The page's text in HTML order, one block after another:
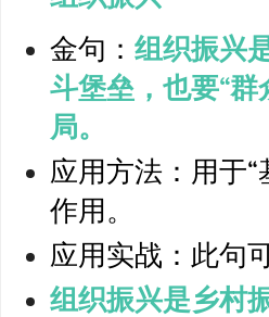
金句： 组织振兴
斗堡垒，也要“群
局。
应用方法：用于
作用。
应用实战：此句
组织振兴是乡村